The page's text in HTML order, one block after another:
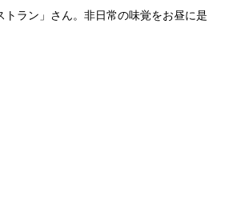
トラン」さん。非日常の味覚をお昼に是